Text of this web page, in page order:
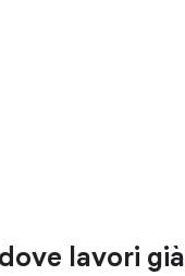
lavori già